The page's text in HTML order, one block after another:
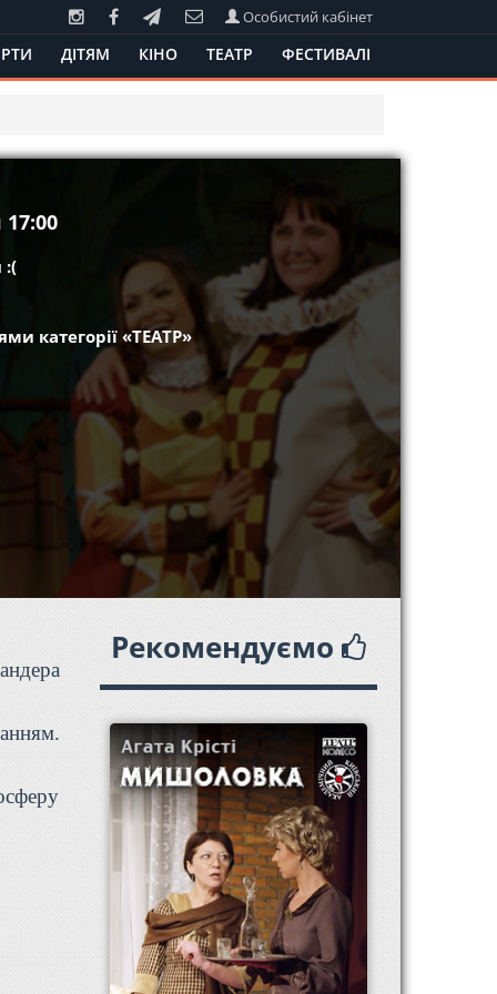
Особистий кабінет
ДІТЯМ КІНО ТЕАТР ФЕСТИВАЛІ
:(
категорії «ТЕАТР»
Рекомендуємо